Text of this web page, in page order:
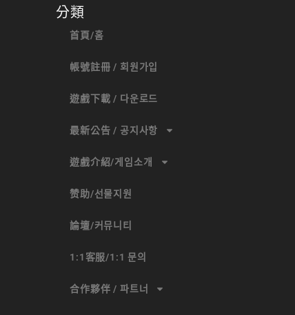
分類
首頁/홈
帳號註冊 / 회원가입
遊戲下載 / 다운로드
最新公告 / 공지사항
遊戲介紹/게임소개
赞助/선물지원
論壇/커뮤니티
1:1客服/1:1 문의
合作夥伴 / 파트너